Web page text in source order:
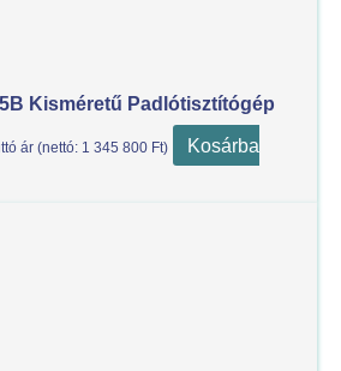
Kisméretű Padlótisztítógép
ár (nettó: 1 345 800 Ft)
Kosárba